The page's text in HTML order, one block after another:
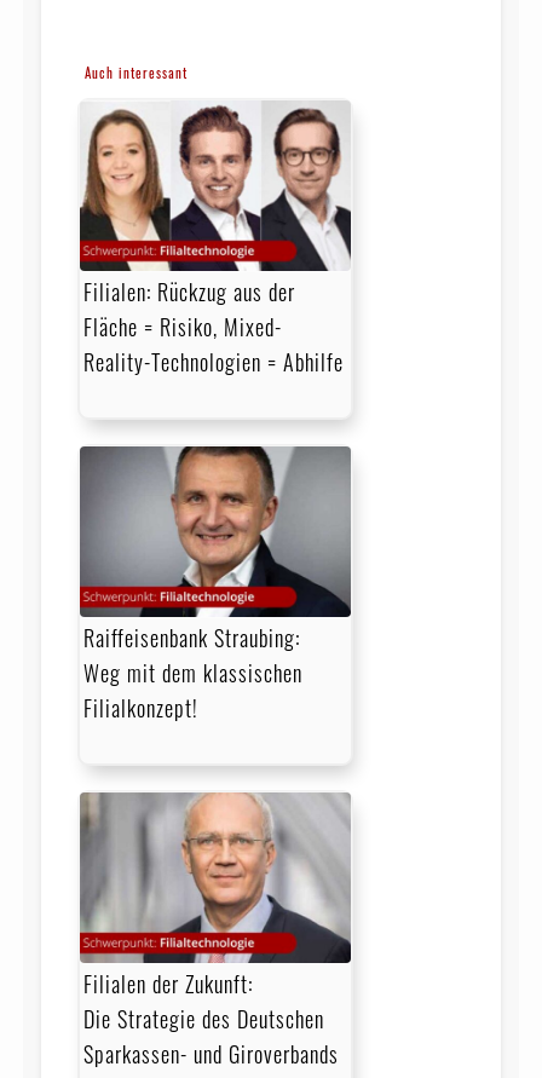
Auch interessant
Filialen: Rückzug aus der
Fläche = Risiko, Mixed-
Reality-Technologien = Abhilfe
Raiffeisenbank Straubing:
Weg mit dem klassischen
Filialkonzept!
Filialen der Zukunft:
Die Strategie des Deutschen
Sparkassen- und Giroverbands